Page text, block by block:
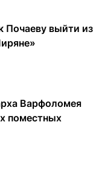
Почаеву выйти из
Варфоломея
поместных